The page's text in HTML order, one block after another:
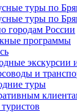
туры по
туры по
городам России
программы
экскурсии
и
туры